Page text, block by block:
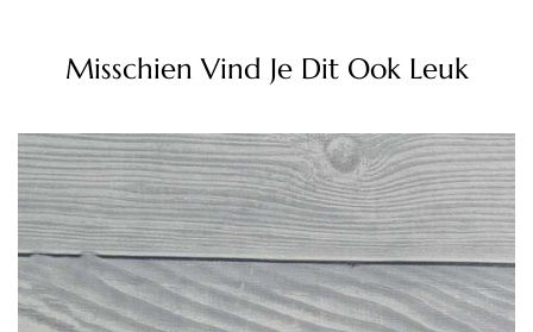
Misschien Vind Je Dit Ook Leuk